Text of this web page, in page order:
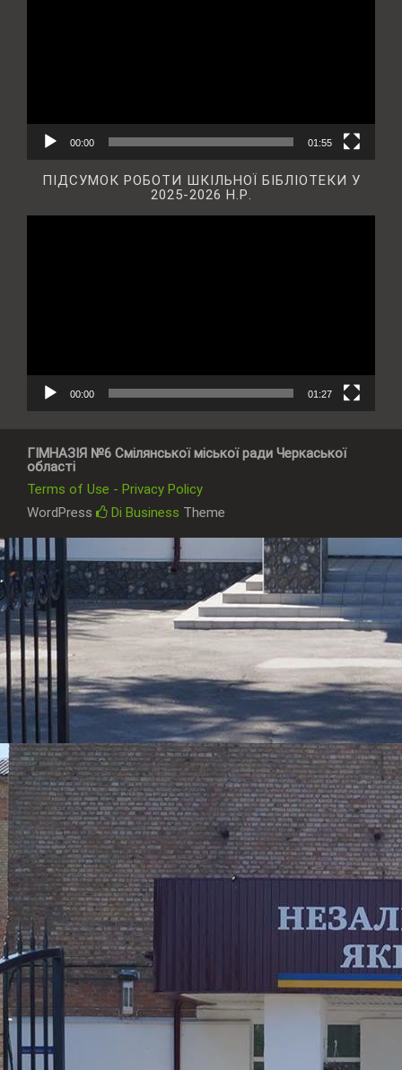
00:00 01:55
ПІДСУМОК РОБОТИ ШКІЛЬНОЇ БІБЛІОТЕКИ У
2025-2026 Н.Р.
00:00 01:27
ГІМНАЗІЯ №6 Смілянської міської ради Черкаської
області
Terms of Use - Privacy Policy
WordPress
Di Business Theme